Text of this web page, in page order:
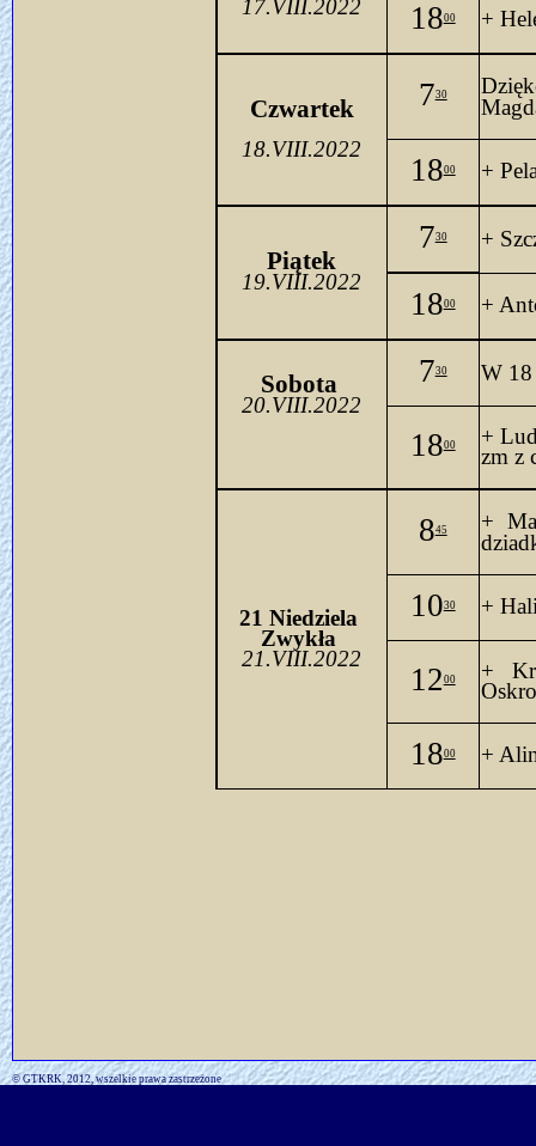
17.VIII.2022 1800 +
Czwartek
18.VIII.2022
730
1800 +
Piątek
19.VIII.2022
730 +
1800 +
Sobota
20.VIII.2022
730 W 18
1800
+
zm z
21 Niedziela
21.VIII.2022
845
+
dzia
1030 +
1200
+
1800 +
© GTKRK, 2012, wszelkie prawa zastrzeżone